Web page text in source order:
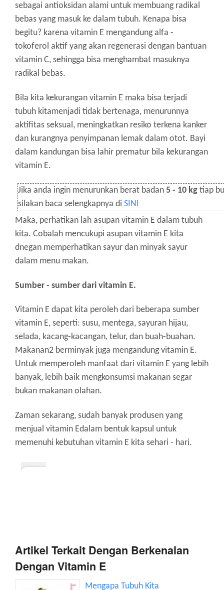
sebagai antioksidan alami untuk membuang radikal
bebas yang masuk ke dalam tubuh. Kenapa bisa
begitu? karena vitamin E mengandung alfa -
tokoferol aktif yang akan regenerasi dengan bantuan
vitamin C, sehingga bisa menghambat masuknya
radikal bebas.
Bila kita kekurangan vitamin E maka bisa terjadi
tubuh kitamenjadi tidak bertenaga, menurunnya
aktifitas seksual, meningkatkan resiko terkena kanker
dan kurangnya penyimpanan lemak dalam otot. Bayi
dalam kandungan bisa lahir prematur bila kekurangan
vitamin E.
Jika anda ingin menurunkan berat badan 5 - 10 kg tiap
silakan baca selengkapnya di SINI
Maka, perhatikan lah asupan vitamin E dalam tubuh
kita. Cobalah mencukupi asupan vitamin E kita
dnegan memperhatikan sayur dan minyak sayur
dalam menu makan.
Sumber - sumber dari vitamin E.
Vitamin E dapat kita peroleh dari beberapa sumber
vitamin E, seperti: susu, mentega, sayuran hijau,
selada, kacang-kacangan, telur, dan buah-buahan.
Makanan2 berminyak juga mengandung vitamin E.
Untuk memperoleh manfaat dari vitamin E yang lebih
banyak, lebih baik mengkonsumsi makanan segar
bukan makanan olahan.
Zaman sekarang, sudah banyak produsen yang
menjual vitamin Edalam bentuk kapsul untuk
memenuhi kebutuhan vitamin E kita sehari - hari.
Artikel Terkait Dengan Berkenalan
Dengan Vitamin E
Mengapa Tubuh Kita